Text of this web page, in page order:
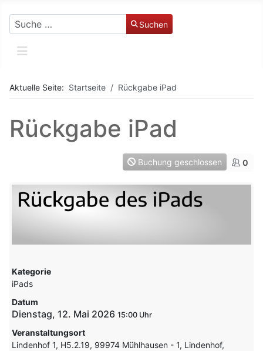
Suchen Suchen
Aktuelle Seite: Startseite Rückgabe iPad
Rückgabe iPad
Buchung geschlossen 0
Kategorie
iPads
Datum
Dienstag, 12. Mai 2026 15:00
Veranstaltungsort
Lindenhof 1, H5.2.19, 99974 Mühlhausen - 1, Lindenhof,